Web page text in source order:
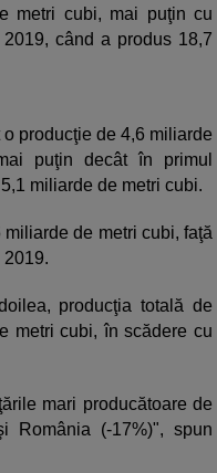
metri cubi, mai puţin cu
când a produs 18,7
producţie de 4,6 miliarde
puţin decât în primul
miliarde de metri cubi.
de metri cubi, faţă
producţia totală de
metri cubi, în scădere cu
mari producătoare de
România (-17%)", spun